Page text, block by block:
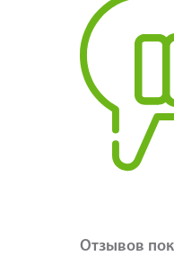
Отзывов